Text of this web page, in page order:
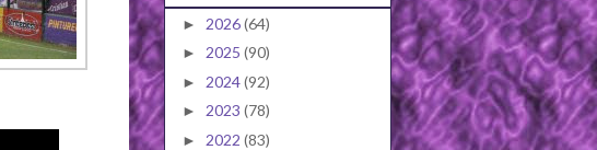
► 2026(64)
► 2025 (90)
► 2024(92)
► 2023 (78)
► 2022 (83)